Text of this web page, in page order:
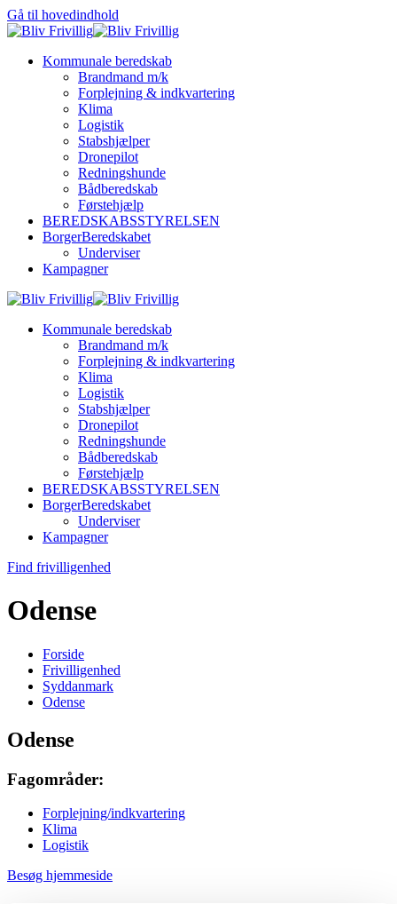
Gå til hovedindhold
Kommunale beredskab
Brandmand m/k
Forplejning & indkvartering
Klima
Logistik
Stabshjælper
Dronepilot
Redningshunde
Bådberedskab
Førstehjælp
BEREDSKABSSTYRELSEN
BorgerBeredskabet
Underviser
Kampagner
Kommunale beredskab
Brandmand m/k
Forplejning & indkvartering
Klima
Logistik
Stabshjælper
Dronepilot
Redningshunde
Bådberedskab
Førstehjælp
BEREDSKABSSTYRELSEN
BorgerBeredskabet
Underviser
Kampagner
Find frivilligenhed
Odense
Forside
Frivilligenhed
Syddanmark
Odense
Odense
Fagområder:
Forplejning/indkvartering
Klima
Logistik
Besøg hjemmeside